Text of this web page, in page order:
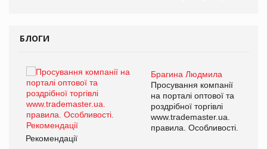
БЛОГИ
Брагина Людмила
Просування компанії
на порталі оптової та
роздрібної торгівлі
www.trademaster.ua.
правила. Особливості.
Рекомендації